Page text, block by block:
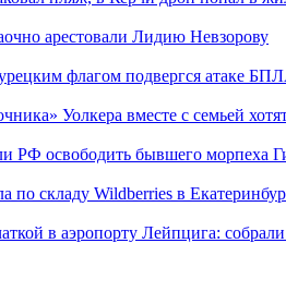
арестовали Лидию Невзорову
флагом подвергся атаке
Уолкера вместе с семьей
освободить бывшего морпеха
по складу Wildberries в
в аэропорту Лейпцига: